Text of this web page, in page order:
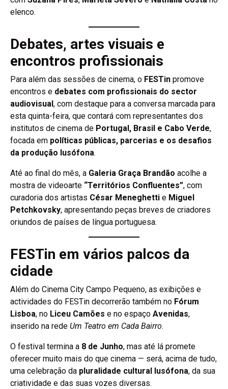
elenco.
Debates, artes visuais e
encontros profissionais
Para além das sessões de cinema, o FESTin promove
encontros e debates com profissionais do sector
audiovisual, com destaque para a conversa marcada para
esta quinta-feira, que contará com representantes dos
institutos de cinema de Portugal, Brasil e Cabo Verde,
focada em políticas públicas, parcerias e os desafios
da produção lusófona.
Até ao final do mês, a Galeria Graça Brandão acolhe a
mostra de videoarte “Territórios Confluentes”, com
curadoria dos artistas César Meneghetti e Miguel
Petchkovsky, apresentando peças breves de criadores
oriundos de países de língua portuguesa.
FESTin em vários palcos da
cidade
Além do Cinema City Campo Pequeno, as exibições e
actividades do FESTin decorrerão também no Fórum
Lisboa, no Liceu Camões e no espaço Avenidas,
inserido na rede Um Teatro em Cada Bairro.
O festival termina a 8 de Junho, mas até lá promete
oferecer muito mais do que cinema — será, acima de tudo,
uma celebração da pluralidade cultural lusófona, da sua
criatividade e das suas vozes diversas.